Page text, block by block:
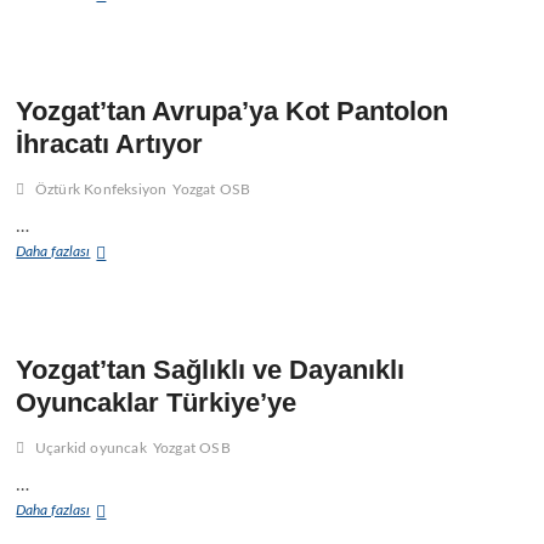
yüzde
100
artış
Yozgat’tan Avrupa’ya Kot Pantolon
İhracatı Artıyor
Öztürk Konfeksiyon Yozgat OSB
…
Daha fazlasıYozgat’tan
Artıyor
Yozgat’tan Sağlıklı ve Dayanıklı
Oyuncaklar Türkiye’ye
Uçarkid oyuncak Yozgat OSB
…
Daha fazlasıYozgat’tan